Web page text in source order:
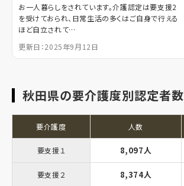
お一人暮らしをされています。介護認定は要支援2
を受けておられ、日常生活の多くはご自身で行える
ほど自立されて…
更新日：2025年9月12日
秋田県の要介護度別認定者数
要介護度 人数
要支援１ 8,097人
要支援２ 8,374人